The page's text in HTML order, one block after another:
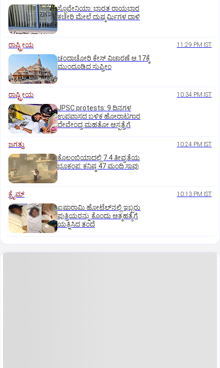
ಸ್ಲೊವೇನಿಯಾ: ಭಾರತ ರಾಯಭಾರ
ಕಚೇರಿ ಮೇಲೆ ದುಷ್ಕರ್ಮಿಗಳ ದಾಳಿ
ರಾಷ್ಟ್ರೀಯ 11:29 PM IST
ಚಂದಾಚೋರಿ ಕೇಸ್‌ ವಿಚಾರಣೆ ಆ.17ಕ್ಕೆ
ಮುಂದೂಡಿದ ಸುಪ್ರೀಂ
ರಾಷ್ಟ್ರೀಯ 10:34 PM IST
JPSC protests: 9 ದಿನಗಳ
ಉಪವಾಸದ ಬಳಿಕ ಹೋರಾಟಗಾರ
ದೇವೇಂದ್ರ ಮಹತೋ ಆಸ್ಪತ್ರೆಗೆ
ಜಗತ್ತು 10:24 PM IST
ಕೊಲಂಬಿಯಾದಲ್ಲಿ 7.4 ತೀವ್ರತೆಯ
ಭೂಕಂಪ: ಕನಿಷ್ಠ 47 ಮಂದಿ ಸಾವು
ಕ್ರೈಮ್ 10:13 PM IST
ಐಷಾರಾಮಿ ಹೋಟೆಲ್‌ನಲ್ಲಿ ಇಬ್ಬರು
ಪುತ್ರಿಯರನ್ನು ಕೊಂದು ಆತ್ಮಹತ್ಯೆಗೆ
ಯತ್ನಿಸಿದ ತಂದೆ